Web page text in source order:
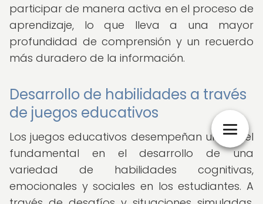
participar de manera activa en el proceso de
aprendizaje, lo que lleva a una mayor
profundidad de comprensión y un recuerdo
más duradero de la información.
Desarrollo de habilidades a través
de juegos educativos
Los juegos educativos desempeñan un papel
fundamental en el desarrollo de una
variedad de habilidades cognitivas,
emocionales y sociales en los estudiantes. A